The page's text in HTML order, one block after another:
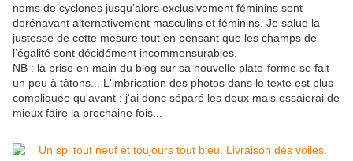
noms de cyclones jusqu’alors exclusivement féminins sont
dorénavant alternativement masculins et féminins. Je salue la
justesse de cette mesure tout en pensant que les champs de
l’égalité sont décidément incommensurables.
NB : la prise en main du blog sur sa nouvelle plate-forme se fait
un peu à tâtons... L'imbrication des photos dans le texte est plus
compliquée qu'avant : j'ai donc séparé les deux mais essaierai de
mieux faire la prochaine fois...